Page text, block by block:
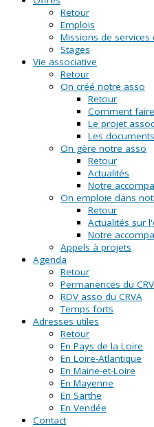
Retour
Emplois
Missions de services
Stages
Vie associative
Retour
On créé notre asso
Retour
Comment
Le projet
Les
On gère notre asso
Retour
Actualités
Notre
On emploie dans
Retour
Actualités sur
Notre
Appels à projets
Agenda
Retour
Permanences du
RDV asso du CRVA
Temps forts
Adresses utiles
Retour
En Pays de la Loire
En Loire-Atlantique
En Maine-et-Loire
En Mayenne
En Sarthe
En Vendée
Contact